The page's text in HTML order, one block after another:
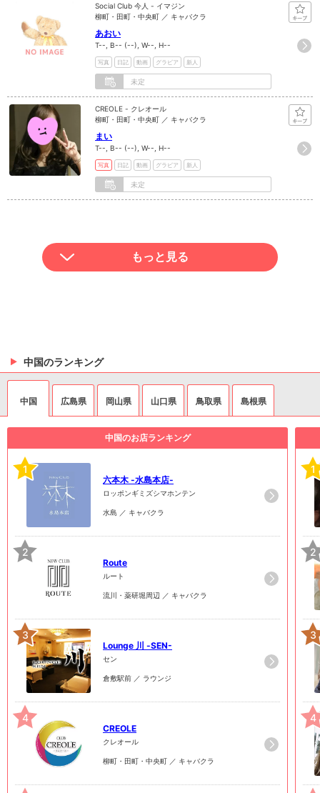
Social Club 今人 - イマジン
柳町・田町・中央町 ／ キャバクラ
あおい
T--, B-- (--), W--, H--
写真 日記 動画 グラビア 新人
未定
CREOLE - クレオール
柳町・田町・中央町 ／ キャバクラ
まい
T--, B-- (--), W--, H--
写真 日記 動画 グラビア 新人
未定
もっと見る
中国のランキング
中国 広島県 岡山県 山口県 鳥取県 島根県
中国のお店ランキング
1
六本木 -水島本店-
ロッポンギミズシマホンテン
水島 ／ キャバクラ
2
Route
ルート
流川・薬研堀周辺 ／ キャバクラ
3
Lounge 川 -SEN-
セン
倉敷駅前 ／ ラウンジ
4
CREOLE
クレオール
柳町・田町・中央町 ／ キャバクラ
1
2
3
4